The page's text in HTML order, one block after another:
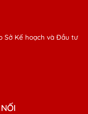
Sở Kế hoạch và Đầu tư